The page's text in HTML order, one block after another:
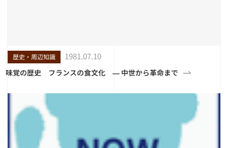
歴史・周辺知識 1981.07.10
味覚の歴史 フランスの食文化 ― 中世から革命まで